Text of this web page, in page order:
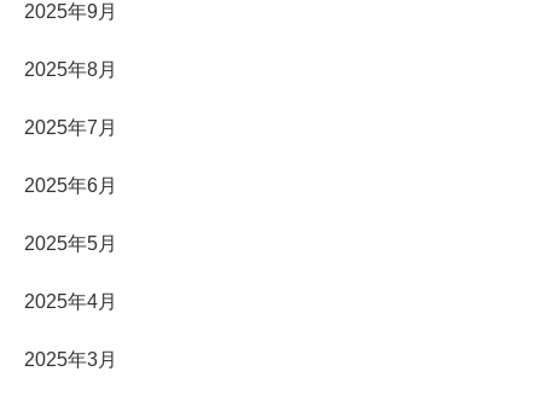
2025年9月
2025年8月
2025年7月
2025年6月
2025年5月
2025年4月
2025年3月